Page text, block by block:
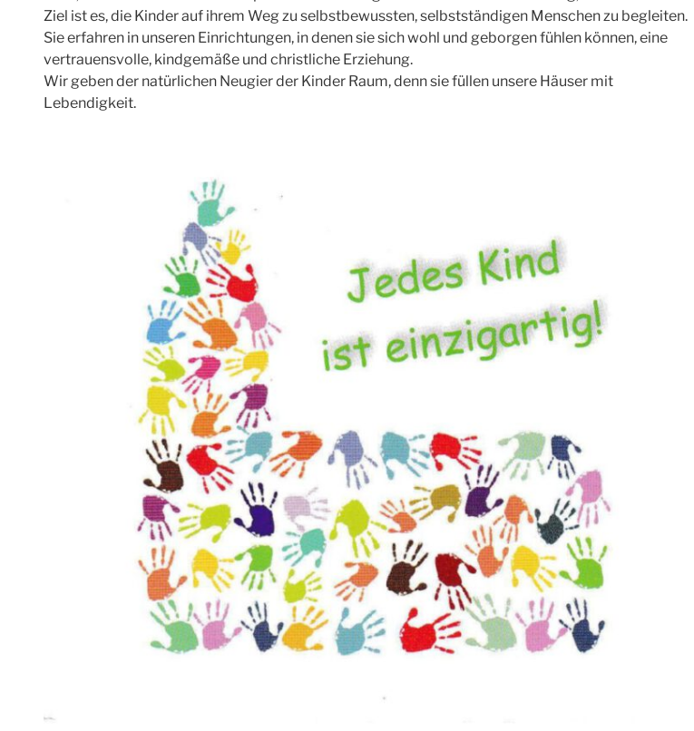
Ziel ist es, die Kinder auf ihrem Weg zu selbstbewussten, selbstständigen Menschen zu begleiten.
Sie erfahren in unseren Einrichtungen, in denen sie sich wohl und geborgen fühlen können, eine
vertrauensvolle, kindgemäße und christliche Erziehung.
Wir geben der natürlichen Neugier der Kinder Raum, denn sie füllen unsere Häuser mit
Lebendigkeit.